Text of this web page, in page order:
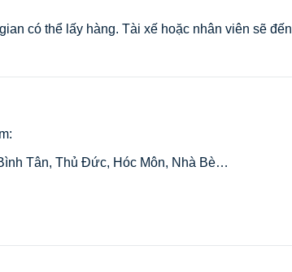
có thể lấy hàng. Tài xế hoặc nhân viên sẽ đến
Tân, Thủ Đức, Hóc Môn, Nhà Bè…